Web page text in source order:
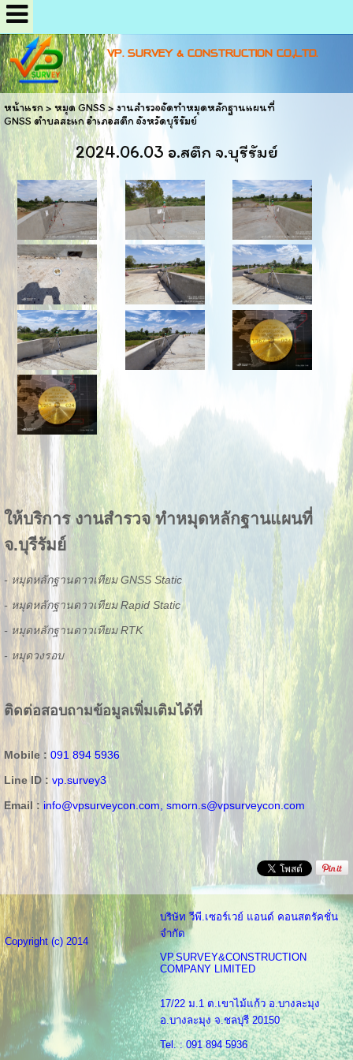
VP. SURVEY & CONSTRUCTION CO.,LTD.
หน้าแรก>หมุด GNSS> งานสำรวจจัดทำหมุดหลักฐานแผนที่
GNSS ตำบลสะแก อำเภอสตึก จังหวัดบุรีรัมย์
2024.06.03 อ.สตึก จ.บุรีรัมย์
ให้บริการ งานสำรวจ ทำหมุดหลักฐานแผนที่
จ.บุรีรัมย์
- หมุดหลักฐานดาวเทียม GNSS Static
- หมุดหลักฐานดาวเทียม Rapid Static
- หมุดหลักฐานดาวเทียม RTK
- หมุดวงรอบ
ติดต่อสอบถามข้อมูลเพิ่มเติมได้ที่
Mobile : 091 894 5936
Line ID : vp.survey3
Email : info@vpsurveycon.com, smorn.s@vpsurveycon.com
Copyright (c) 2014
บริษัท วีพี.เซอร์เวย์ แอนด์ คอนสตรัคชั่น
จำกัด
VP.SURVEY&CONSTRUCTION
COMPANY LIMITED
17/22 ม.1 ต.เขาไม้แก้ว อ.บางละมุง
อ.บางละมุง จ.ชลบุรี 20150
Tel. : 091 894 5936